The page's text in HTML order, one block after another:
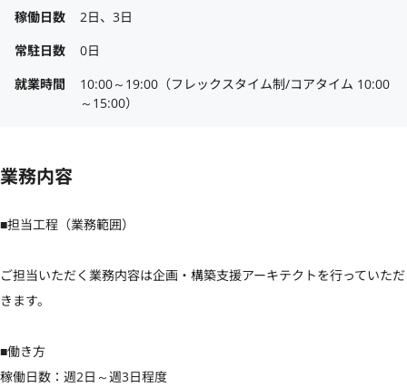
稼働日数
2日、3日
常駐日数
0日
就業時間
10:00～19:00（フレックスタイム制/コアタイム 10:00
～15:00）
業務内容
■担当工程（業務範囲）
ご担当いただく業務内容は企画・構築支援アーキテクトを行っていただ
きます。
■働き方
稼働日数：週2日～週3日程度